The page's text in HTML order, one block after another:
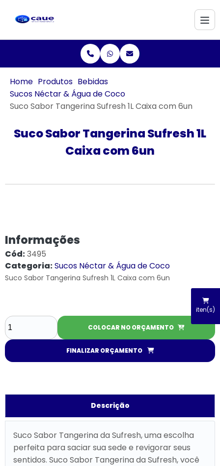
iten(s)
Home Produtos Bebidas
Sucos Néctar & Água de Coco
Suco Sabor Tangerina Sufresh 1L Caixa com 6un
Suco Sabor Tangerina Sufresh 1L
Caixa com 6un
Informações
Cód:3495
Categoria:Sucos Néctar & Água de Coco
Suco Sabor Tangerina Sufresh 1L Caixa com 6un
COLOCAR NO ORÇAMENTO
FINALIZAR ORÇAMENTO
Descrição
Suco Sabor Tangerina da Sufresh, uma escolha
perfeita para saciar sua sede e revigorar seus
sentidos. Suco Sabor Tangerina da Sufresh, você